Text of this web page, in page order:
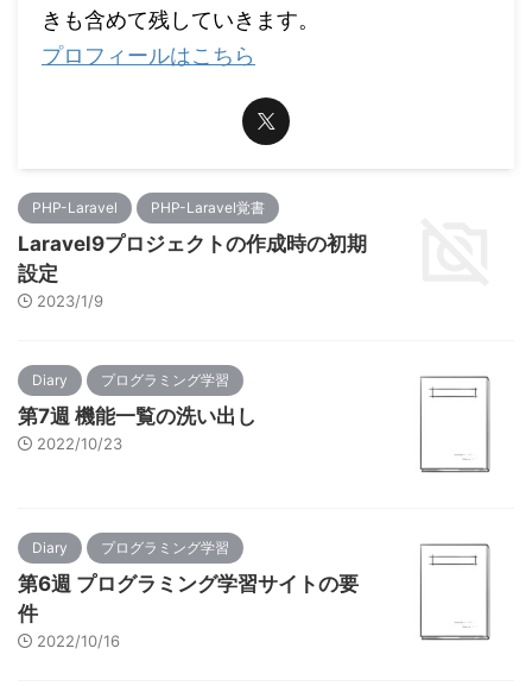
きも含めて残していきます。
プロフィールはこちら
PHP-Laravel PHP-Laravel覚書
Laravel9プロジェクトの作成時の初期
設定
2023/1/9
Diary プログラミング学習
第7週 機能一覧の洗い出し
2022/10/23
Diary プログラミング学習
第6週 プログラミング学習サイトの要
件
2022/10/16